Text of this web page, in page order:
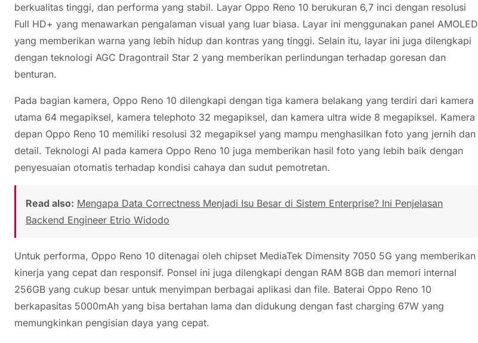
berkualitas tinggi, dan performa yang stabil. Layar Oppo Reno 10 berukuran 6,7 inci dengan resolusi
Full HD+ yang menawarkan pengalaman visual yang luar biasa. Layar ini menggunakan panel AMOLED
yang memberikan warna yang lebih hidup dan kontras yang tinggi. Selain itu, layar ini juga dilengkapi
dengan teknologi AGC Dragontrail Star 2 yang memberikan perlindungan terhadap goresan dan
benturan.
Pada bagian kamera, Oppo Reno 10 dilengkapi dengan tiga kamera belakang yang terdiri dari kamera
utama 64 megapiksel, kamera telephoto 32 megapiksel, dan kamera ultra wide 8 megapiksel. Kamera
depan Oppo Reno 10 memiliki resolusi 32 megapiksel yang mampu menghasilkan foto yang jernih dan
detail. Teknologi AI pada kamera Oppo Reno 10 juga memberikan hasil foto yang lebih baik dengan
penyesuaian otomatis terhadap kondisi cahaya dan sudut pemotretan.
Read also: Mengapa Data Correctness Menjadi Isu Besar di Sistem Enterprise? Ini Penjelasan
Backend Engineer Etrio Widodo
Untuk performa, Oppo Reno 10 ditenagai oleh chipset MediaTek Dimensity 7050 5G yang memberikan
kinerja yang cepat dan responsif. Ponsel ini juga dilengkapi dengan RAM 8GB dan memori internal
256GB yang cukup besar untuk menyimpan berbagai aplikasi dan file. Baterai Oppo Reno 10
berkapasitas 5000mAh yang bisa bertahan lama dan didukung dengan fast charging 67W yang
memungkinkan pengisian daya yang cepat.